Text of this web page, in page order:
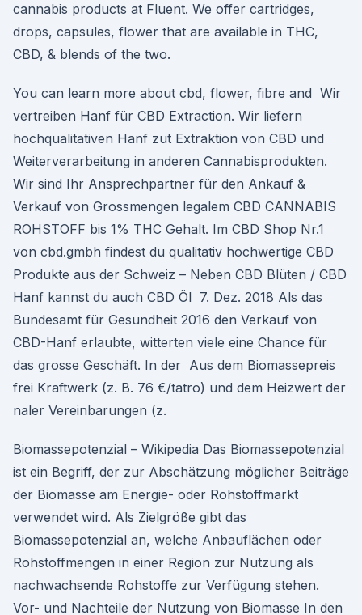
cannabis products at Fluent. We offer cartridges,
drops, capsules, flower that are available in THC,
CBD, & blends of the two.
You can learn more about cbd, flower, fibre and Wir
vertreiben Hanf für CBD Extraction. Wir liefern
hochqualitativen Hanf zut Extraktion von CBD und
Weiterverarbeitung in anderen Cannabisprodukten.
Wir sind Ihr Ansprechpartner für den Ankauf &
Verkauf von Grossmengen legalem CBD CANNABIS
ROHSTOFF bis 1% THC Gehalt. Im CBD Shop Nr.1
von cbd.gmbh findest du qualitativ hochwertige CBD
Produkte aus der Schweiz – Neben CBD Blüten / CBD
Hanf kannst du auch CBD Öl 7. Dez. 2018 Als das
Bundesamt für Gesundheit 2016 den Verkauf von
CBD-Hanf erlaubte, witterten viele eine Chance für
das grosse Geschäft. In der Aus dem Biomassepreis
frei Kraftwerk (z. B. 76 €/tatro) und dem Heizwert der
naler Vereinbarungen (z.
Biomassepotenzial – Wikipedia Das Biomassepotenzial
ist ein Begriff, der zur Abschätzung möglicher Beiträge
der Biomasse am Energie- oder Rohstoffmarkt
verwendet wird. Als Zielgröße gibt das
Biomassepotenzial an, welche Anbauflächen oder
Rohstoffmengen in einer Region zur Nutzung als
nachwachsende Rohstoffe zur Verfügung stehen.
Vor- und Nachteile der Nutzung von Biomasse In den